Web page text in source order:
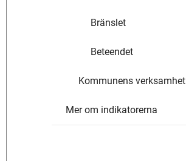
Bränslet
Beteendet
Kommunens verksamhet
Mer om indikatorerna